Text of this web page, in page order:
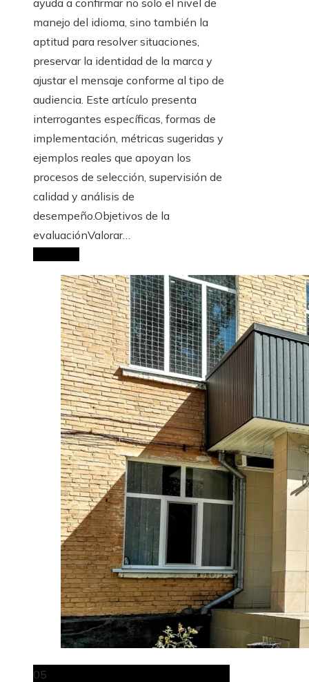
manejo del idioma, sino también la
aptitud para resolver situaciones,
preservar la identidad de la marca y
ajustar el mensaje conforme al tipo de
audiencia. Este artículo presenta
interrogantes específicas, formas de
implementación, métricas sugeridas y
ejemplos reales que apoyan los
procesos de selección, supervisión de
calidad y análisis de
desempeño.Objetivos de la
evaluaciónValorar…
05